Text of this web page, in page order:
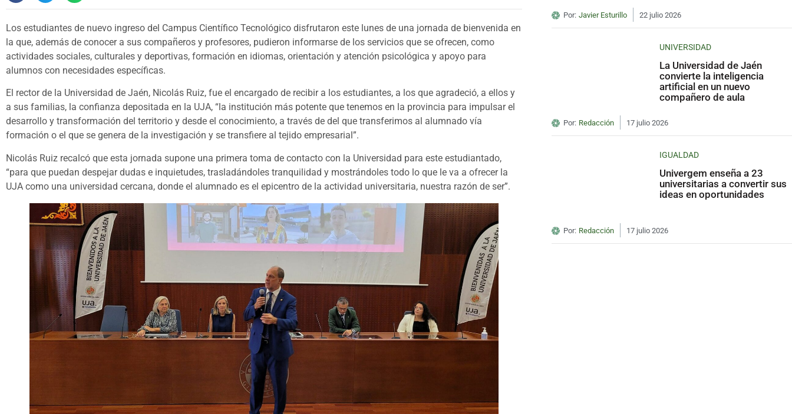
Los estudiantes de nuevo ingreso del Campus Científico Tecnológico disfrutaron este lunes de una jornada de bienvenida en
la que, además de conocer a sus compañeros y profesores, pudieron informarse de los servicios que se ofrecen, como
actividades sociales, culturales y deportivas, formación en idiomas, orientación y atención psicológica y apoyo para
alumnos con necesidades específicas.
El rector de la Universidad de Jaén, Nicolás Ruiz, fue el encargado de recibir a los estudiantes, a los que agradeció, a ellos y
a sus familias, la confianza depositada en la UJA, “la institución más potente que tenemos en la provincia para impulsar el
desarrollo y transformación del territorio y desde el conocimiento, a través de del que transferimos al alumnado vía
formación o el que se genera de la investigación y se transfiere al tejido empresarial”.
Nicolás Ruiz recalcó que esta jornada supone una primera toma de contacto con la Universidad para este estudiantado,
“para que puedan despejar dudas e inquietudes, trasladándoles tranquilidad y mostrándoles todo lo que le va a ofrecer la
UJA como una universidad cercana, donde el alumnado es el epicentro de la actividad universitaria, nuestra razón de ser”.
Por: Javier Esturillo 22 julio 2026
UNIVERSIDAD
La Universidad de Jaén
convierte la inteligencia
artificial en un nuevo
compañero de aula
Por: Redacción 17 julio 2026
IGUALDAD
Univergem enseña a 23
universitarias a convertir sus
ideas en oportunidades
Por: Redacción 17 julio 2026